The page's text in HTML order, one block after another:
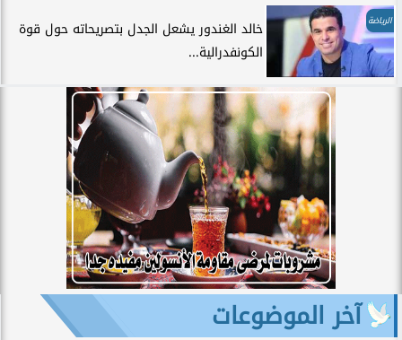
الرياضة
خالد الغندور يشعل الجدل بتصريحاته حول قوة
الكونفدرالية...
آخر الموضوعات